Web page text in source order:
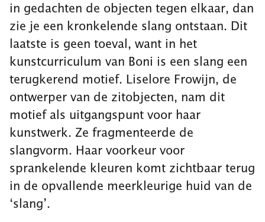
in gedachten de objecten tegen elkaar, dan
zie je een kronkelende slang ontstaan. Dit
laatste is geen toeval, want in het
kunstcurriculum van Boni is een slang een
terugkerend motief. Liselore Frowijn, de
ontwerper van de zitobjecten, nam dit
motief als uitgangspunt voor haar
kunstwerk. Ze fragmenteerde de
slangvorm. Haar voorkeur voor
sprankelende kleuren komt zichtbaar terug
in de opvallende meerkleurige huid van de
‘slang’.